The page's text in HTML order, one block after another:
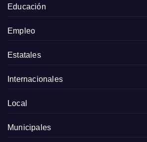
Educación
Empleo
Estatales
Internacionales
Local
Municipales